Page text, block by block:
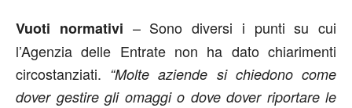
Vuoti normativi – Sono diversi i punti su cui
l’Agenzia delle Entrate non ha dato chiarimenti
circostanziati. “Molte aziende si chiedono come
dover gestire gli omaggi o dove dover riportare le